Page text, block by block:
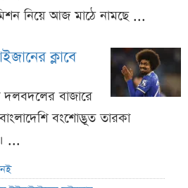
নিয়ে আজ মাঠে নামছে ...
ক্লাবে
দলবদলের বাজারে
বংশোদ্ভূত তারকা
...